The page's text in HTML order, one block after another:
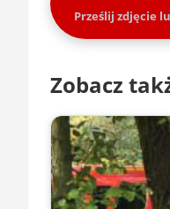
Prześlij zdjęcie
Zobacz